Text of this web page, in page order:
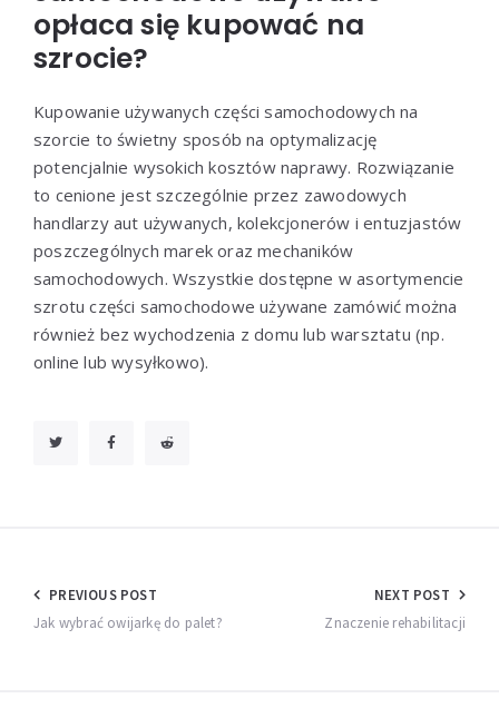
opłaca się kupować na
szrocie?
Kupowanie używanych części samochodowych na
szorcie to świetny sposób na optymalizację
potencjalnie wysokich kosztów naprawy. Rozwiązanie
to cenione jest szczególnie przez zawodowych
handlarzy aut używanych, kolekcjonerów i entuzjastów
poszczególnych marek oraz mechaników
samochodowych. Wszystkie dostępne w asortymencie
szrotu części samochodowe używane zamówić można
również bez wychodzenia z domu lub warsztatu (np.
online lub wysyłkowo).
Nawigacja
wpisu
PREVIOUS POST
Jak wybrać owijarkę do palet?
NEXT POST
Znaczenie rehabilitacji